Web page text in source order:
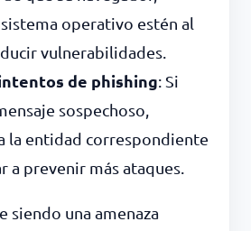
operativo estén al
vulnerabilidades.
de phishing: Si
sospechoso,
la entidad correspondiente
a prevenir más ataques.
siendo una amenaza